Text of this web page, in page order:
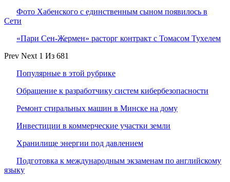
Фото Хабенского с единственным сыном появилось в
Сети
«Пари Сен-Жермен» расторг контракт с Томасом Тухелем
Prev Next 1 Из 681
Популярные в этой рубрике
Обращение к разработчику систем кибербезопасности
Ремонт стиральных машин в Минске на дому
Инвестиции в коммерческие участки земли
Хранилище энергии под давлением
Подготовка к международным экзаменам по английскому
языку